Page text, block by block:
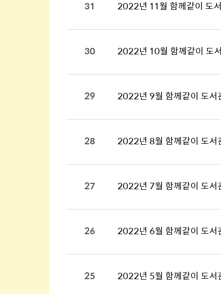
31 2022년 11월 함께같이 도
30 2022년 10월 함께같이 도
29 2022년 9월 함께같이 도서
28 2022년 8월 함께같이 도서
27 2022년 7월 함께같이 도서
26 2022년 6월 함께같이 도서
25 2022년 5월 함께같이 도서